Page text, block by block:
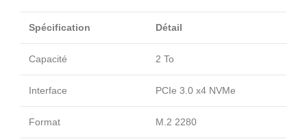
Spécification Détail
Capacité 2 To
Interface PCIe 3.0 x4 NVMe
Format M.2 2280